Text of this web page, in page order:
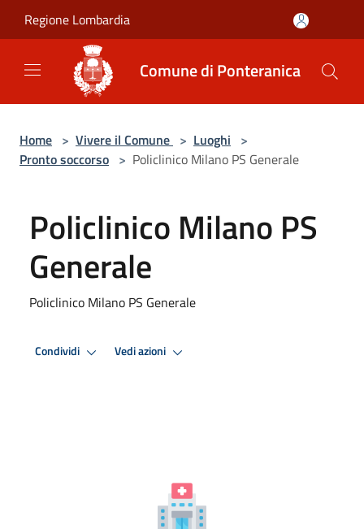
Regione Lombardia
Comune di Ponteranica
Home > Vivere il Comune > Luoghi >
Pronto soccorso > Policlinico Milano PS Generale
Policlinico Milano PS
Generale
Policlinico Milano PS Generale
Condividi Vedi azioni